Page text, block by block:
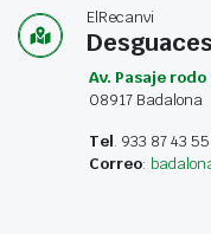
ElRecanvi
Av. Pasaje
08917 Badalona
Tel. 933 87 43
Correo: